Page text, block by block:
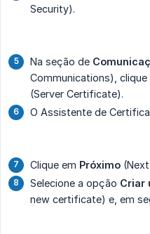
Security).
Na seção de
Communications), clique
(Server Certificate).
O Assistente de
Clique em Próximo
Selecione a opção Criar
new certificate) e, em